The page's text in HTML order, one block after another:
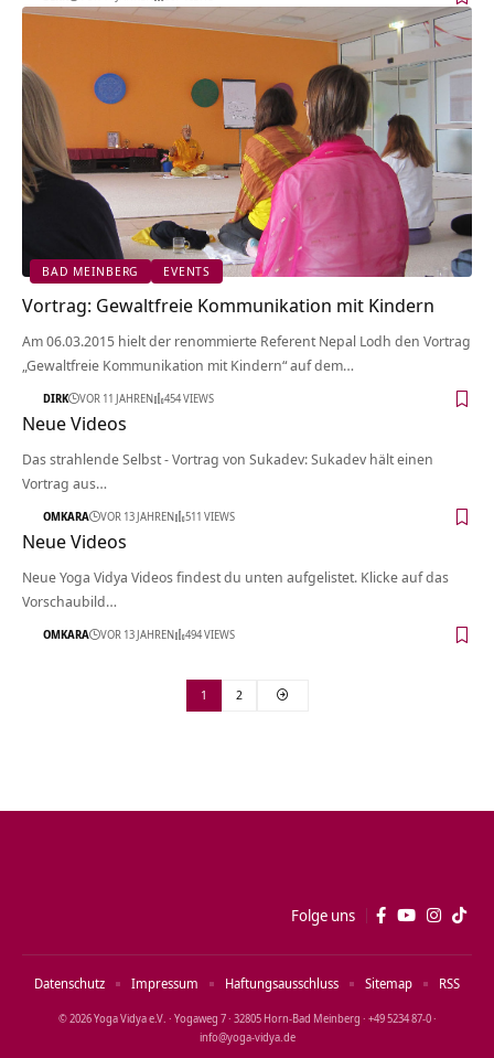
BAD MEINBERG EVENTS
Vortrag: Gewaltfreie Kommunikation mit Kindern
Am 06.03.2015 hielt der renommierte Referent Nepal Lodh den Vortrag
„Gewaltfreie Kommunikation mit Kindern“ auf dem…
DIRK VOR 11 JAHREN 454 VIEWS
Neue Videos
Das strahlende Selbst - Vortrag von Sukadev: Sukadev hält einen
Vortrag aus…
OMKARA VOR 13 JAHREN 511 VIEWS
Neue Videos
Neue Yoga Vidya Videos findest du unten aufgelistet. Klicke auf das
Vorschaubild…
OMKARA VOR 13 JAHREN 494 VIEWS
1 2
Folge uns
© 2026 Yoga Vidya e.V. · Yogaweg 7 · 32805 Horn‑Bad Meinberg · +49 5234 87‑0 ·
info@yoga‑vidya.de
Datenschutz Impressum Haftungsausschluss Sitemap RSS